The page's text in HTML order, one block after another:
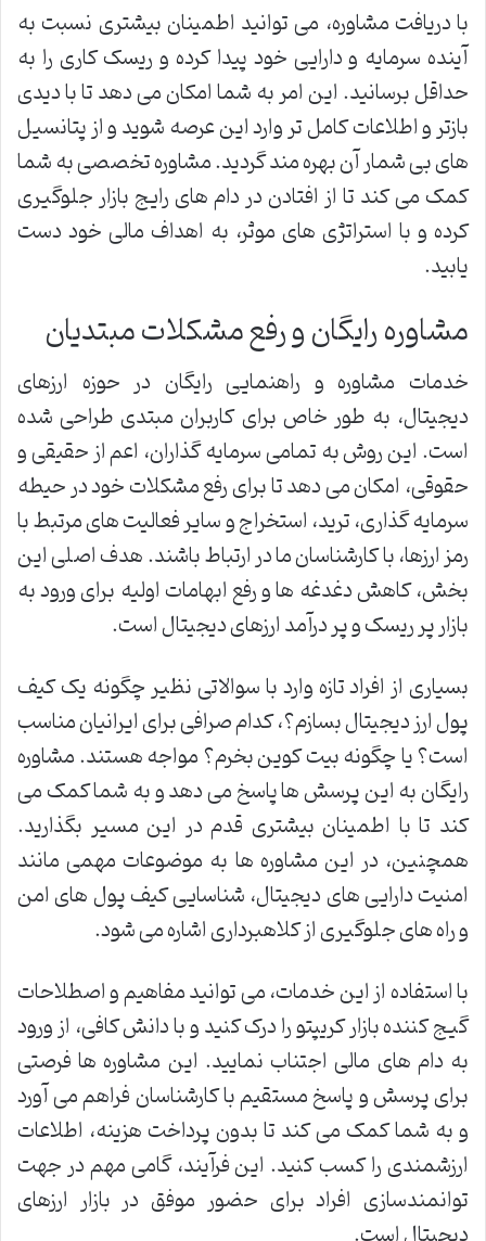
با دریافت مشاوره، می توانید اطمینان بیشتری نسبت به
آینده سرمایه و دارایی خود پیدا کرده و ریسک کاری را به
حداقل برسانید. این امر به شما امکان می دهد تا با دیدی
بازتر و اطلاعات کامل تر وارد این عرصه شوید و از پتانسیل
های بی شمار آن بهره مند گردید. مشاوره تخصصی به شما
کمک می کند تا از افتادن در دام های رایج بازار جلوگیری
کرده و با استراتژی های موثر، به اهداف مالی خود دست
یابید.
مشاوره رایگان و رفع مشکلات مبتدیان
خدمات مشاوره و راهنمایی رایگان در حوزه ارزهای
دیجیتال، به طور خاص برای کاربران مبتدی طراحی شده
است. این روش به تمامی سرمایه گذاران، اعم از حقیقی و
حقوقی، امکان می دهد تا برای رفع مشکلات خود در حیطه
سرمایه گذاری، ترید، استخراج و سایر فعالیت های مرتبط با
رمز ارزها، با کارشناسان ما در ارتباط باشند. هدف اصلی این
بخش، کاهش دغدغه ها و رفع ابهامات اولیه برای ورود به
بازار پر ریسک و پر درآمد ارزهای دیجیتال است.
بسیاری از افراد تازه وارد با سوالاتی نظیر چگونه یک کیف
پول ارز دیجیتال بسازم؟، کدام صرافی برای ایرانیان مناسب
است؟ یا چگونه بیت کوین بخرم؟ مواجه هستند. مشاوره
رایگان به این پرسش ها پاسخ می دهد و به شما کمک می
کند تا با اطمینان بیشتری قدم در این مسیر بگذارید.
همچنین، در این مشاوره ها به موضوعات مهمی مانند
امنیت دارایی های دیجیتال، شناسایی کیف پول های امن
و راه های جلوگیری از کلاهبرداری اشاره می شود.
با استفاده از این خدمات، می توانید مفاهیم و اصطلاحات
گیج کننده بازار کریپتو را درک کنید و با دانش کافی، از ورود
به دام های مالی اجتناب نمایید. این مشاوره ها فرصتی
برای پرسش و پاسخ مستقیم با کارشناسان فراهم می آورد
و به شما کمک می کند تا بدون پرداخت هزینه، اطلاعات
ارزشمندی را کسب کنید. این فرآیند، گامی مهم در جهت
توانمندسازی افراد برای حضور موفق در بازار ارزهای